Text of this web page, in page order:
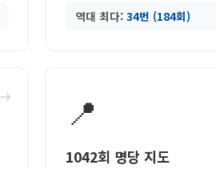
역대 최다: 34번 (184회)
➜ 📍
1042회 명당 지도